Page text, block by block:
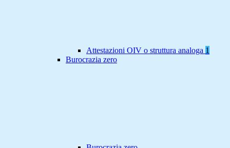
Attestazioni OIV o struttura analoga 1
Burocrazia zero